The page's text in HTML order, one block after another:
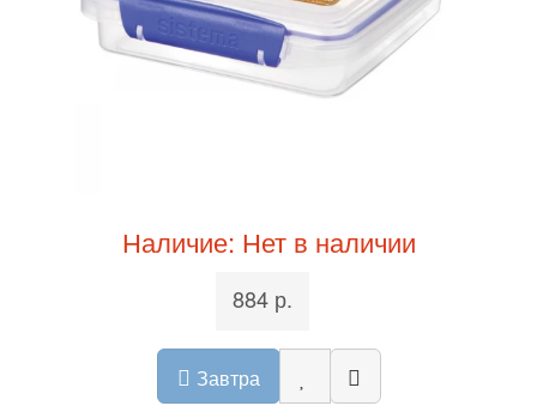
Наличие: Нет в наличии
884 р.
Завтра